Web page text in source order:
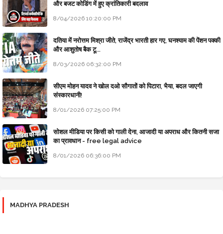
और बजट कोडिंग में हुए क्रांतिकारी बदलाव
8/04/2026 10:20:00 PM
दतिया में नरोत्तम मिश्रा जीते, राजेंद्र भारती हार गए, घनश्याम की पेंशन पक्की
और आशुतोष बैक टू...
8/03/2026 06:32:00 PM
सीएम मोहन यादव ने खोल दओ सौगातों को पिटारा, भैया, बदल जाएगी
संस्कारधानी!
8/01/2026 07:25:00 PM
सोशल मीडिया पर किसी को गाली देना, आजादी या अपराध और कितनी सजा
का प्रावधान - free legal advice
8/01/2026 06:36:00 PM
MADHYA PRADESH